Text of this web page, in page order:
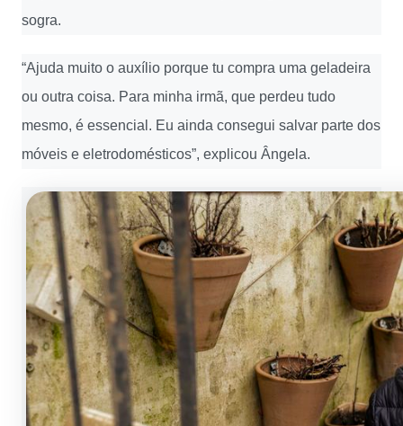
sogra.
“Ajuda muito o auxílio porque tu compra uma geladeira
ou outra coisa. Para minha irmã, que perdeu tudo
mesmo, é essencial. Eu ainda consegui salvar parte dos
móveis e eletrodomésticos”, explicou Ângela.